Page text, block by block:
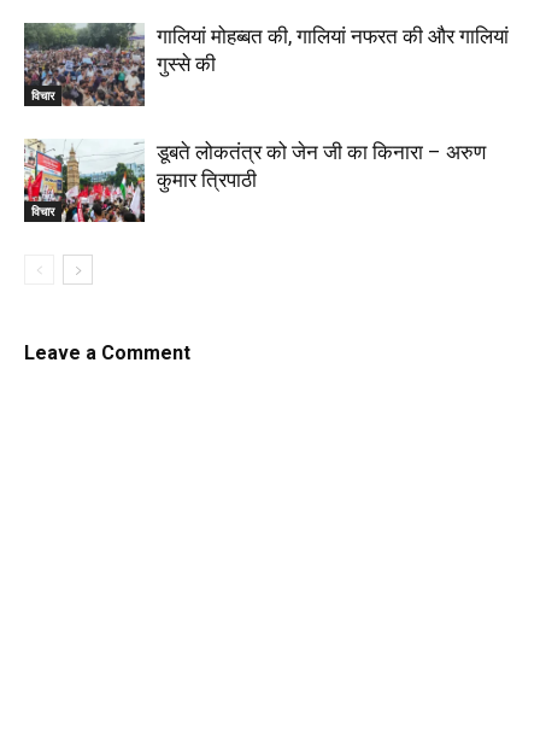
विचार
गालियां मोहब्बत की, गालियां नफरत की और गालियां
गुस्से की
विचार
डूबते लोकतंत्र को जेन जी का किनारा – अरुण
कुमार त्रिपाठी
Leave a Comment